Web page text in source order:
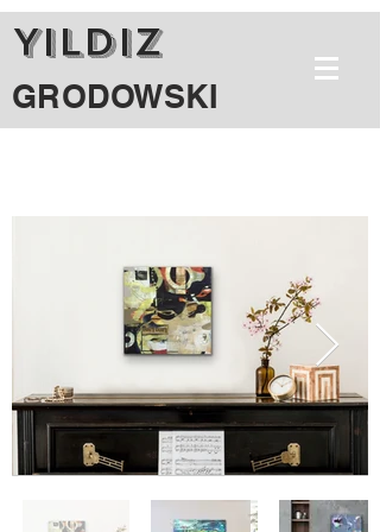
YILDIZ
GRODOWSKI